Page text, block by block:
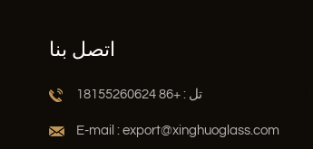
اتصل بنا
تل : +86 18155260624
E-mail : export@xinghuoglass.com